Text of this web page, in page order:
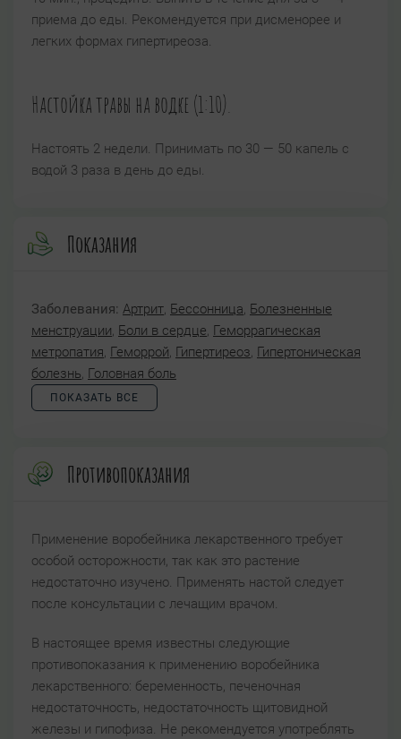
приема до еды. Рекомендуется при дисменорее и
легких формах гипертиреоза.
Настойка травы на водке (1:10).
Настоять 2 недели. Принимать по 30 — 50 капель с
водой 3 раза в день до еды.
Показания
Заболевания: Артрит, Бессонница, Болезненные
менструации, Боли в сердце, Геморрагическая
метропатия, Геморрой, Гипертиреоз, Гипертоническая
болезнь, Головная боль
ПОКАЗАТЬ ВСЕ
Противопоказания
Применение воробейника лекарственного требует
особой осторожности, так как это растение
недостаточно изучено. Применять настой следует
после консультации с лечащим врачом.
В настоящее время известны следующие
противопоказания к применению воробейника
лекарственного: беременность, печеночная
недостаточность, недостаточность щитовидной
железы и гипофиза. Не рекомендуется употреблять